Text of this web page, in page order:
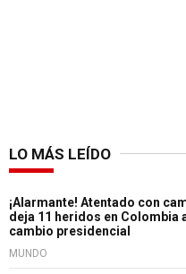
LO MÁS LEÍDO
¡Alarmante! Atentado con
deja 11 heridos en Colombia
cambio presidencial
MUNDO